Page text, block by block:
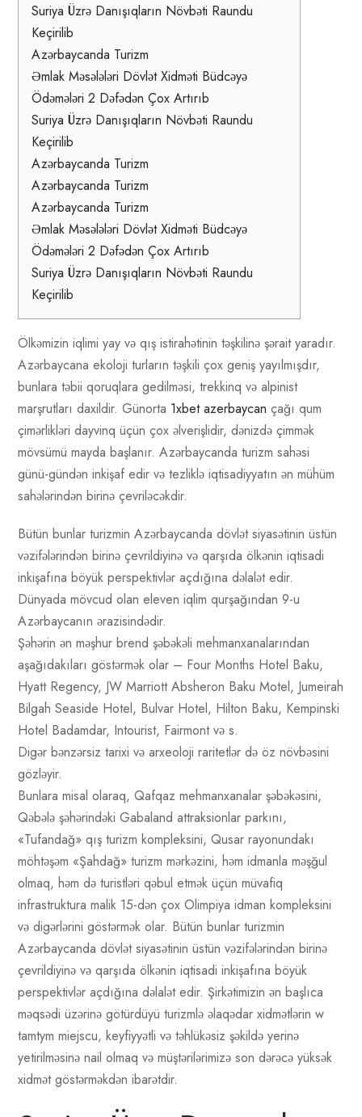
Suriya Üzrə Danışıqların Növbəti Raundu
Keçirilib
Azərbaycanda Turizm
Əmlak Məsələləri Dövlət Xidməti Büdcəyə
Ödəmələri 2 Dəfədən Çox Artırıb
Suriya Üzrə Danışıqların Növbəti Raundu
Keçirilib
Azərbaycanda Turizm
Azərbaycanda Turizm
Azərbaycanda Turizm
Əmlak Məsələləri Dövlət Xidməti Büdcəyə
Ödəmələri 2 Dəfədən Çox Artırıb
Suriya Üzrə Danışıqların Növbəti Raundu
Keçirilib
Ölkəmizin iqlimi yay və qış istirahətinin təşkilinə şərait yaradır.
Azərbaycana ekoloji turların təşkili çox geniş yayılmışdır,
bunlara təbii qoruqlara gedilməsi, trekkinq və alpinist
marşrutları daxildir. Günorta 1xbet azerbaycan çağı qum
çimərlikləri dayvinq üçün çox əlverişlidir, dənizdə çimmək
mövsümü mayda başlanır. Azərbaycanda turizm sahəsi
günü-gündən inkişaf edir və tezliklə iqtisadiyyatın ən mühüm
sahələrindən birinə çevriləcəkdir.
Bütün bunlar turizmin Azərbaycanda dövlət siyasətinin üstün
vəzifələrindən birinə çevrildiyinə və qarşıda ölkənin iqtisadi
inkişafına böyük perspektivlər açdığına dəlalət edir.
Dünyada mövcud olan eleven iqlim qurşağından 9-u
Azərbaycanın ərazisindədir.
Şəhərin ən məşhur brend şəbəkəli mehmanxanalarından
aşağıdakıları göstərmək olar – Four Months Hotel Baku,
Hyatt Regency, JW Marriott Absheron Baku Motel, Jumeirah
Bilgah Seaside Hotel, Bulvar Hotel, Hilton Baku, Kempinski
Hotel Badamdar, Intourist, Fairmont və s.
Digər bənzərsiz tarixi və arxeoloji raritetlər də öz növbəsini
gözləyir.
Bunlara misal olaraq, Qafqaz mehmanxanalar şəbəkəsini,
Qəbələ şəhərindəki Gabaland attraksionlar parkını,
«Tufandağ» qış turizm kompleksini, Qusar rayonundakı
möhtəşəm «Şahdağ» turizm mərkəzini, həm idmanla məşğul
olmaq, həm də turistləri qəbul etmək üçün müvafiq
infrastruktura malik 15-dən çox Olimpiya idman kompleksini
və digərlərini göstərmək olar. Bütün bunlar turizmin
Azərbaycanda dövlət siyasətinin üstün vəzifələrindən birinə
çevrildiyinə və qarşıda ölkənin iqtisadi inkişafına böyük
perspektivlər açdığına dəlalət edir. Şirkətimizin ən başlıca
məqsədi üzərinə götürdüyü turizmlə əlaqədar xidmətlərin w
tamtym miejscu, keyfiyyətli və təhlükəsiz şəkildə yerinə
yetirilməsinə nail olmaq və müştərilərimizə son dərəcə yüksək
xidmət göstərməkdən ibarətdir.